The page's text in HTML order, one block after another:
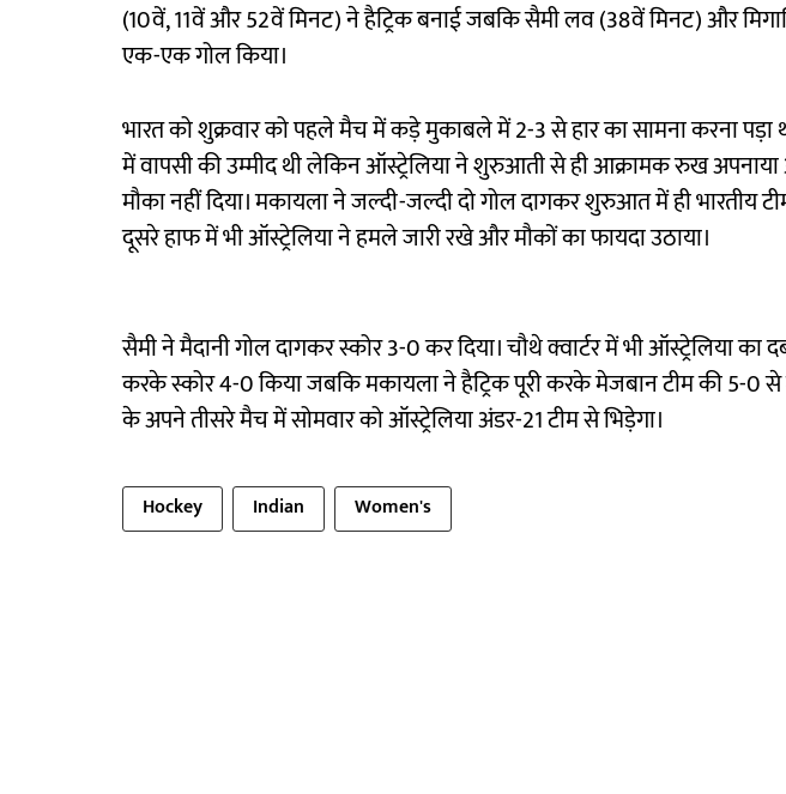
(10वें, 11वें और 52वें मिनट) ने हैट्रिक बनाई जबकि सैमी लव (38वें मिनट) और
एक-एक गोल किया।
भारत को शुक्रवार को पहले मैच में कड़े मुकाबले में 2-3 से हार का सामना करना पड़ा
में वापसी की उम्मीद थी लेकिन ऑस्ट्रेलिया ने शुरुआती से ही आक्रामक रुख अपनाया
मौका नहीं दिया। मकायला ने जल्दी-जल्दी दो गोल दागकर शुरुआत में ही भारतीय
दूसरे हाफ में भी ऑस्ट्रेलिया ने हमले जारी रखे और मौकों का फायदा उठाया।
सैमी ने मैदानी गोल दागकर स्कोर 3-0 कर दिया। चौथे क्वार्टर में भी ऑस्ट्रेलिया का
करके स्कोर 4-0 किया जबकि मकायला ने हैट्रिक पूरी करके मेजबान टीम की 5-0 से
के अपने तीसरे मैच में सोमवार को ऑस्ट्रेलिया अंडर-21 टीम से भिड़ेगा।
Hockey Indian Women's